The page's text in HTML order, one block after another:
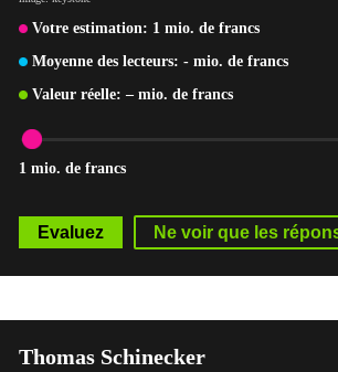
Votre estimation: 1 mio. de francs
Moyenne des lecteurs: - mio. de francs
Valeur réelle: – mio. de francs
1 mio. de francs
Thomas Schinecker